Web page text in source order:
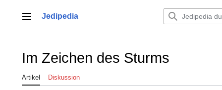
springenHauptmenü
Jedipedia
Im Zeichen des Sturms
Artikel Diskussion